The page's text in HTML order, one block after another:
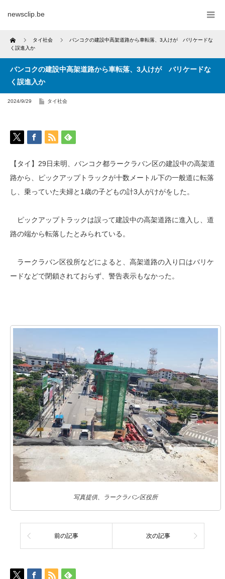
newsclip.be
Home タイ社会
バンコクの建設中高架道路から車転落、3人けが バリケードな
く誤進入か
バンコクの建設中高架道路から車転落、3人けが バリケードな
く誤進入か
2024/9/29 タイ社会
【タイ】29日未明、バンコク都ラークラバン区の建設中の高架道
路から、ピックアップトラックが十数メートル下の一般道に転落
し、乗っていた夫婦と1歳の子どもの計3人がけがをした。
ピックアップトラックは誤って建設中の高架道路に進入し、道
路の端から転落したとみられている。
ラークラバン区役所などによると、高架道路の入り口はバリケ
ードなどで閉鎖されておらず、警告表示もなかった。
写真提供、ラークラバン区役所
前の記事 次の記事